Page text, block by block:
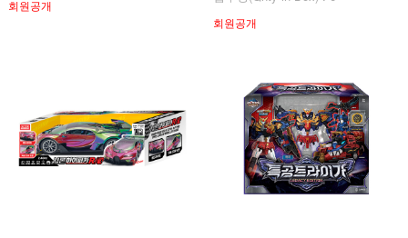
회원공개
회원공개